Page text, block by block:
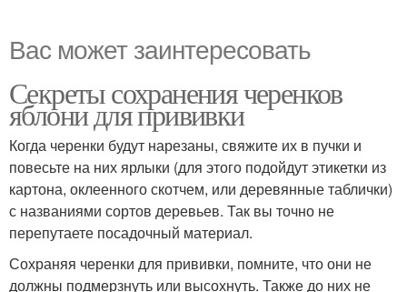
Вас может заинтересовать
Секреты сохранения черенков
яблони для прививки
Когда черенки будут нарезаны, свяжите их в пучки и
повесьте на них ярлыки (для этого подойдут этикетки из
картона, оклеенного скотчем, или деревянные таблички)
с названиями сортов деревьев. Так вы точно не
перепутаете посадочный материал.
Сохраняя черенки для прививки, помните, что они не
должны подмерзнуть или высохнуть. Также до них не